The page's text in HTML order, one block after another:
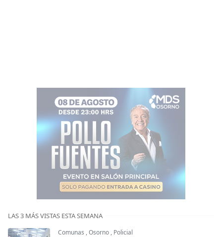
LAS 3 MÁS VISTAS ESTA SEMANA
Comunas ,Osorno , Policial